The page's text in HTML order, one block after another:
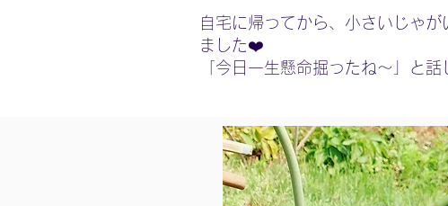
自宅に帰ってから、小さいじゃ
ました❤️
「今日一生懸命掘ったね〜」と